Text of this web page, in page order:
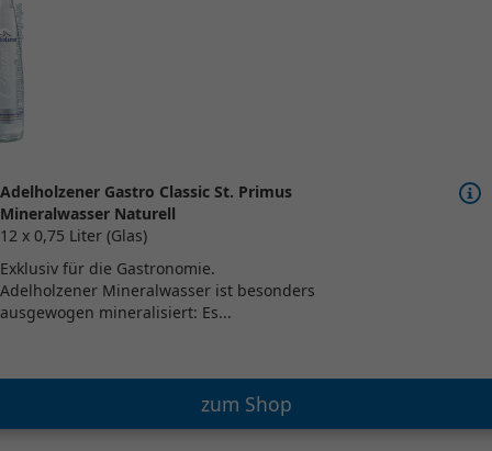
Adelholzener Gastro Classic St. Primus
Mineralwasser Naturell
12 x 0,75 Liter (Glas)
Exklusiv für die Gastronomie.
Adelholzener Mineralwasser ist besonders
ausgewogen mineralisiert: Es...
zum Shop